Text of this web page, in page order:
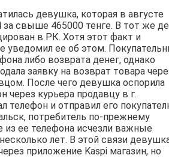
девушка, которая в августе
за свыше 465000 тенге. В тот же
в РК. Хотя этот факт и
уведомил ее об этом.
либо возврата денег, однако
заявку на возврат товара
После чего девушка оспорила
через курьера продавцу в г.
телефон и отправил его
потребитель по-прежнему
из ее телефона исчезли важные
лет. В этой связи
приложение Kaspi магазин, но